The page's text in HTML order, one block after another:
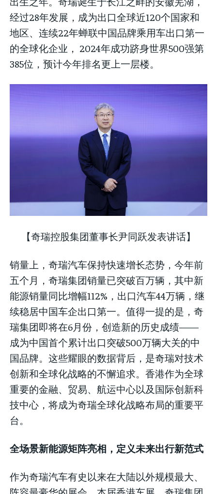
经过28年发展，成为出口全球近120个国家和
地区、连续22年蝉联中国品牌乘用车出口第一
的全球化企业， 2024年成功跻身世界500强第
385位，预计今年排名更上一层楼。
【奇瑞控股集团董事长尹同跃发表讲话】
销量上，奇瑞汽车保持快速增长态势，今年前
五个月，奇瑞集团销量已突破百万辆，其中新
能源销量同比增幅112%，出口汽车44万辆，继
续稳居中国车企出口第一。值得一提的是，奇
瑞集团即将在6月份，创造新的历史成绩——
成为中国首个累计出口突破500万辆大关的中
国品牌。这些耀眼的数据背后，是奇瑞对技术
创新和全球化战略的不懈追求。香港作为全球
重要的金融、贸易、航运中心以及国际创新科
技中心，将成为奇瑞全球化战略布局的重要平
台。
全场景新能源矩阵亮相，定义未来出行新范式
作为奇瑞汽车有史以来在大陆以外规模最大、